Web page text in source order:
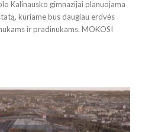
Kalinausko gimnazijai planuojama
kuriame bus daugiau erdvės
ir pradinukams. MOKOSI